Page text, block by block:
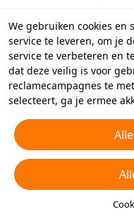
We gebruiken cookies en
service te leveren, om je
service te verbeteren en
dat deze veilig is voor
reclamecampagnes te
selecteert, ga je ermee
technologieën op je
reclamedoeleinden. Je
wilt toestaan of afwijzen
privacyinstellingen op
Raadpleeg voor meer
soortgelijke technologieën